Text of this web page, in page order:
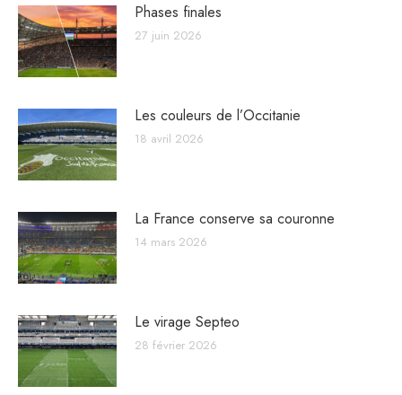
Phases finales
27 juin 2026
Les couleurs de l’Occitanie
18 avril 2026
La France conserve sa couronne
14 mars 2026
Le virage Septeo
28 février 2026